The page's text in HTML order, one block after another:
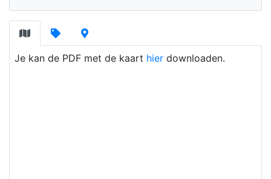
Je kan de PDF met de kaart hier downloaden.